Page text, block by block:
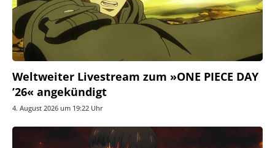
Weltweiter Livestream zum »ONE PIECE DAY
’26« angekündigt
4. August 2026 um 19:22 Uhr